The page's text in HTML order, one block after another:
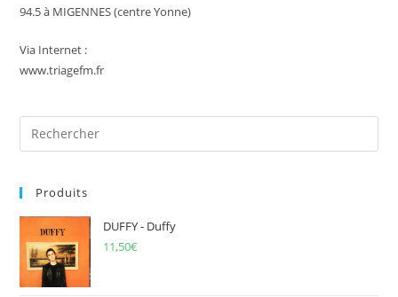
94.5 à MIGENNES (centre Yonne)
Via Internet :
www.triagefm.fr
Produits
DUFFY - Duffy
11,50€